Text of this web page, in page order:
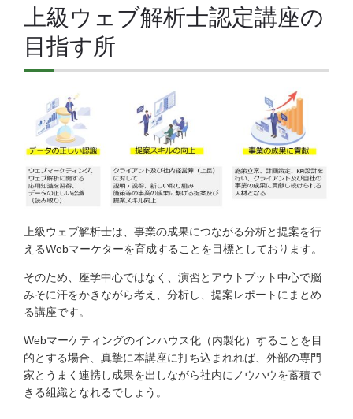
上級ウェブ解析士認定講座の
目指す所
上級ウェブ解析士は、事業の成果につながる分析と提案を行
えるWebマーケターを育成することを目標としております。
そのため、座学中心ではなく、演習とアウトプット中心で脳
みそに汗をかきながら考え、分析し、提案レポートにまとめ
る講座です。
Webマーケティングのインハウス化（内製化）することを目
的とする場合、真摯に本講座に打ち込まれれば、外部の専門
家とうまく連携し成果を出しながら社内にノウハウを蓄積で
きる組織となれるでしょう。